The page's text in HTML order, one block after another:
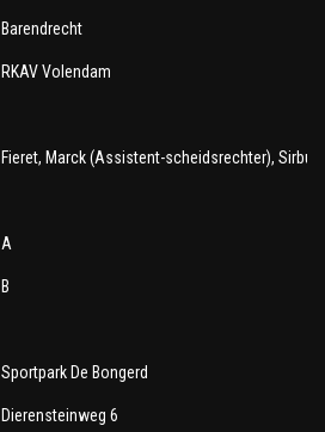
Barendrecht
RKAV Volendam
Fieret, Marck (Assistent-scheidsrechter),
A
B
Sportpark De Bongerd
Dierensteinweg 6